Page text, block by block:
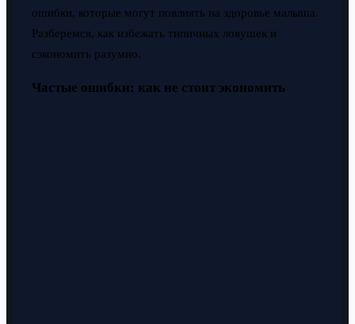
ошибки, которые могут повлиять на здоровье малыша.
Разберемся, как избежать типичных ловушек и
сэкономить разумно.
Частые ошибки: как не стоит экономить